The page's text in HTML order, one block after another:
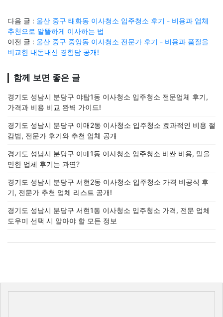
다음 글 : 울산 중구 태화동 이사청소 입주청소 후기 - 비용과 업체
추천으로 알뜰하게 이사하는 법
이전 글 : 울산 중구 중앙동 이사청소 전문가 후기 - 비용과 품질을
비교한 내돈내산 경험담 공개!
함께 보면 좋은 글
경기도 성남시 분당구 야탑1동 이사청소 입주청소 전문업체 후기,
가격과 비용 비교 완벽 가이드!
경기도 성남시 분당구 이매2동 이사청소 입주청소 효과적인 비용 절
감법, 전문가 후기와 추천 업체 공개
경기도 성남시 분당구 이매1동 이사청소 입주청소 비싼 비용, 믿을
만한 업체 후기는 과연?
경기도 성남시 분당구 서현2동 이사청소 입주청소 가격 비공식 후
기, 전문가 추천 업체 리스트 공개!
경기도 성남시 분당구 서현1동 이사청소 입주청소 가격, 전문 업체
도우미 선택 시 알아야 할 모든 정보